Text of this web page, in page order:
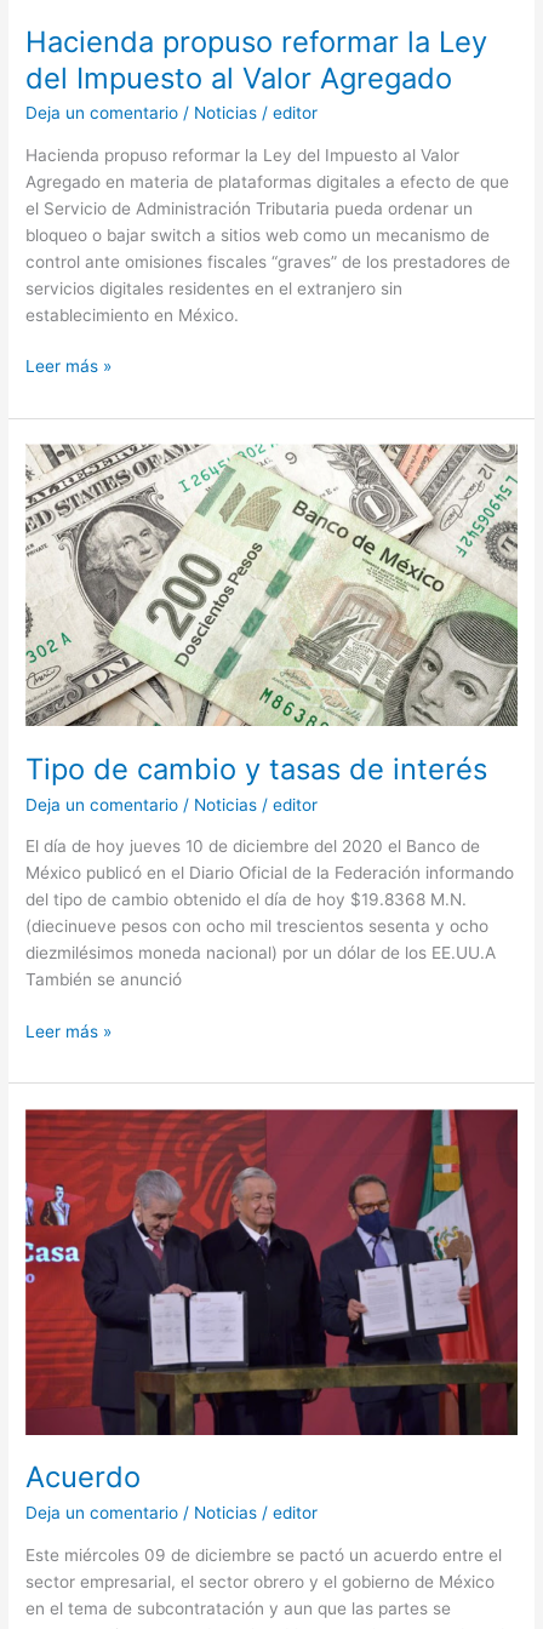
Hacienda propuso reformar la Ley
del Impuesto al Valor Agregado
Deja un comentario / Noticias /editor
Hacienda propuso reformar la Ley del Impuesto al Valor
Agregado en materia de plataformas digitales a efecto de que
el Servicio de Administración Tributaria pueda ordenar un
bloqueo o bajar switch a sitios web como un mecanismo de
control ante omisiones fiscales “graves” de los prestadores de
servicios digitales residentes en el extranjero sin
establecimiento en México.
Leer más »
Tipo de cambio y tasas de interés
Deja un comentario / Noticias /editor
El día de hoy jueves 10 de diciembre del 2020 el Banco de
México publicó en el Diario Oficial de la Federación informando
del tipo de cambio obtenido el día de hoy $19.8368 M.N.
(diecinueve pesos con ocho mil trescientos sesenta y ocho
diezmilésimos moneda nacional) por un dólar de los EE.UU.A
También se anunció
Tipo
de
cambio
y
tasas
interés
Leer más »
Acuerdo
Deja un comentario / Noticias /editor
Este miércoles 09 de diciembre se pactó un acuerdo entre el
sector empresarial, el sector obrero y el gobierno de México
en el tema de subcontratación y aun que las partes se
Acuerdo